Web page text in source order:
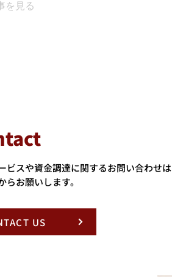
を見る
ビスや資金調達に関するお問い合わせは
らお願いします。
US